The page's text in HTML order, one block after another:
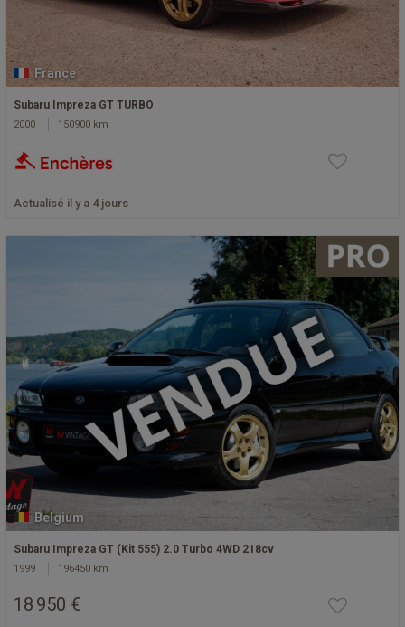
France
Subaru Impreza GT TURBO
2000 150900 km
Actualisé il y a 4 jours
Belgium
Subaru Impreza GT (Kit 555) 2.0 Turbo 4WD 218cv
1999 196450 km
18 950 €